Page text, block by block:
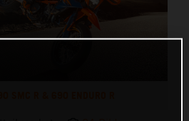
SMC R & 690 ENDURO R